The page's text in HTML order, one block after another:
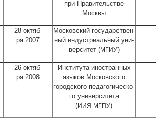
при Пра­ви­тель­стве
Москвы
28 октяб­
ря 2007
Мос­ков­ский госу­дар­ствен­
ный инду­стри­аль­ный уни­
вер­си­тет (МГИУ)
26 октяб­
ря 2008
Инсти­ту­та ино­стран­ных
язы­ков Мос­ков­ско­го
город­ско­го педа­го­ги­че­ско­
го уни­вер­си­те­та
(ИИЯ МГПУ)